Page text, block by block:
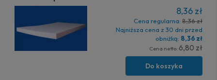
8,36 zł
Cena regularna: 8,36 zł
Najniższa cena z 30 dni przed
obniżką: 8,36 zł
Cena netto: 6,80 zł
Do koszyka